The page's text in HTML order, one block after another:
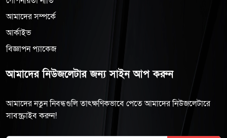
আমাদের সম্পর্কে
আর্কাইভ
বিজ্ঞাপন প্যাকেজ
আমাদের নিউজলেটার জন্য সাইন আপ করুন
আমাদের নতুন নিবন্ধগুলি তাৎক্ষণিকভাবে পেতে আমাদের নিউজলেটারে
সাবস্ক্রাইব করুন!